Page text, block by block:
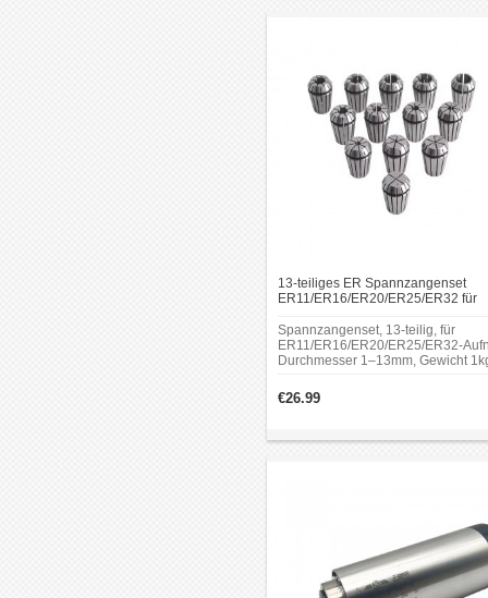
13-teiliges ER Spannzangenset
ER11/ER16/ER20/ER25/ER32 für
Spannzangenset, 13‑teilig, für
ER11/ER16/ER20/ER25/
Durchmesser 1–13mm, Gewicht
€26.99